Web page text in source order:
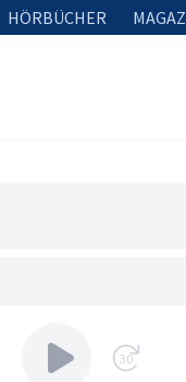
HÖRBÜCHER
30